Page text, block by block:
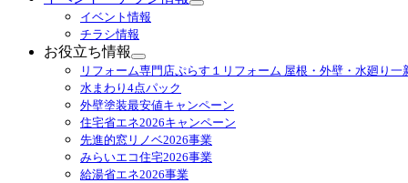
サ
ュ
を
展
開
イベント情報
チラシ情報
お役立ち情報
サ
ブ
メ
ニ
ュ
ー
を
展
リフォーム専門店ぷらす１リフォーム 屋根・外壁・水廻り一
水まわり4点パック
外壁塗装最安値キャンペーン
住宅省エネ2026キャンペーン
先進的窓リノベ2026事業
みらいエコ住宅2026事業
給湯省エネ2026事業